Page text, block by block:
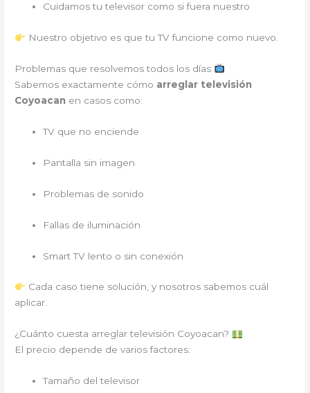
Cuidamos tu televisor como si fuera nuestro
Nuestro objetivo es que tu TV funcione como nuevo.
Problemas que resolvemos todos los días
Sabemos exactamente cómo arreglar televisión
Coyoacan en casos como:
TV que no enciende
Pantalla sin imagen
Problemas de sonido
Fallas de iluminación
Smart TV lento o sin conexión
Cada caso tiene solución, y nosotros sabemos cuál
aplicar.
¿Cuánto cuesta arreglar televisión Coyoacan?
El precio depende de varios factores:
Tamaño del televisor